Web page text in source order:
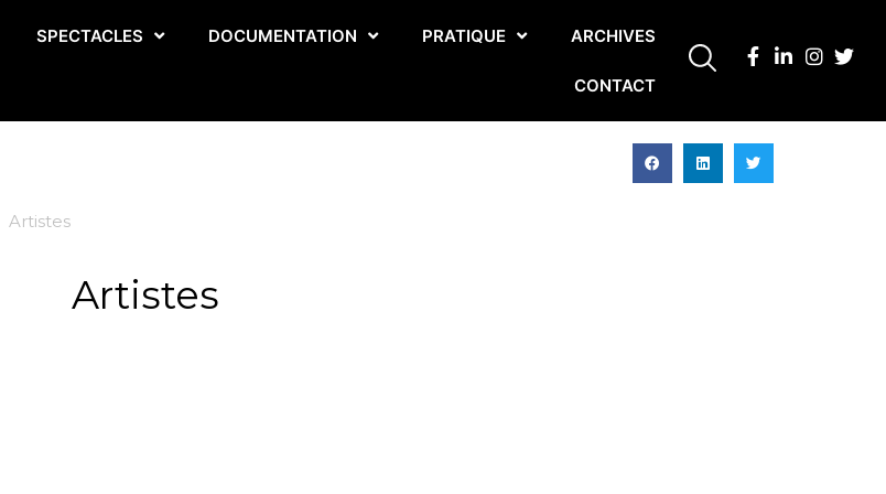
SPECTACLES DOCUMENTATION PRATIQUE ARCHIVES
CONTACT
Artistes
Artistes